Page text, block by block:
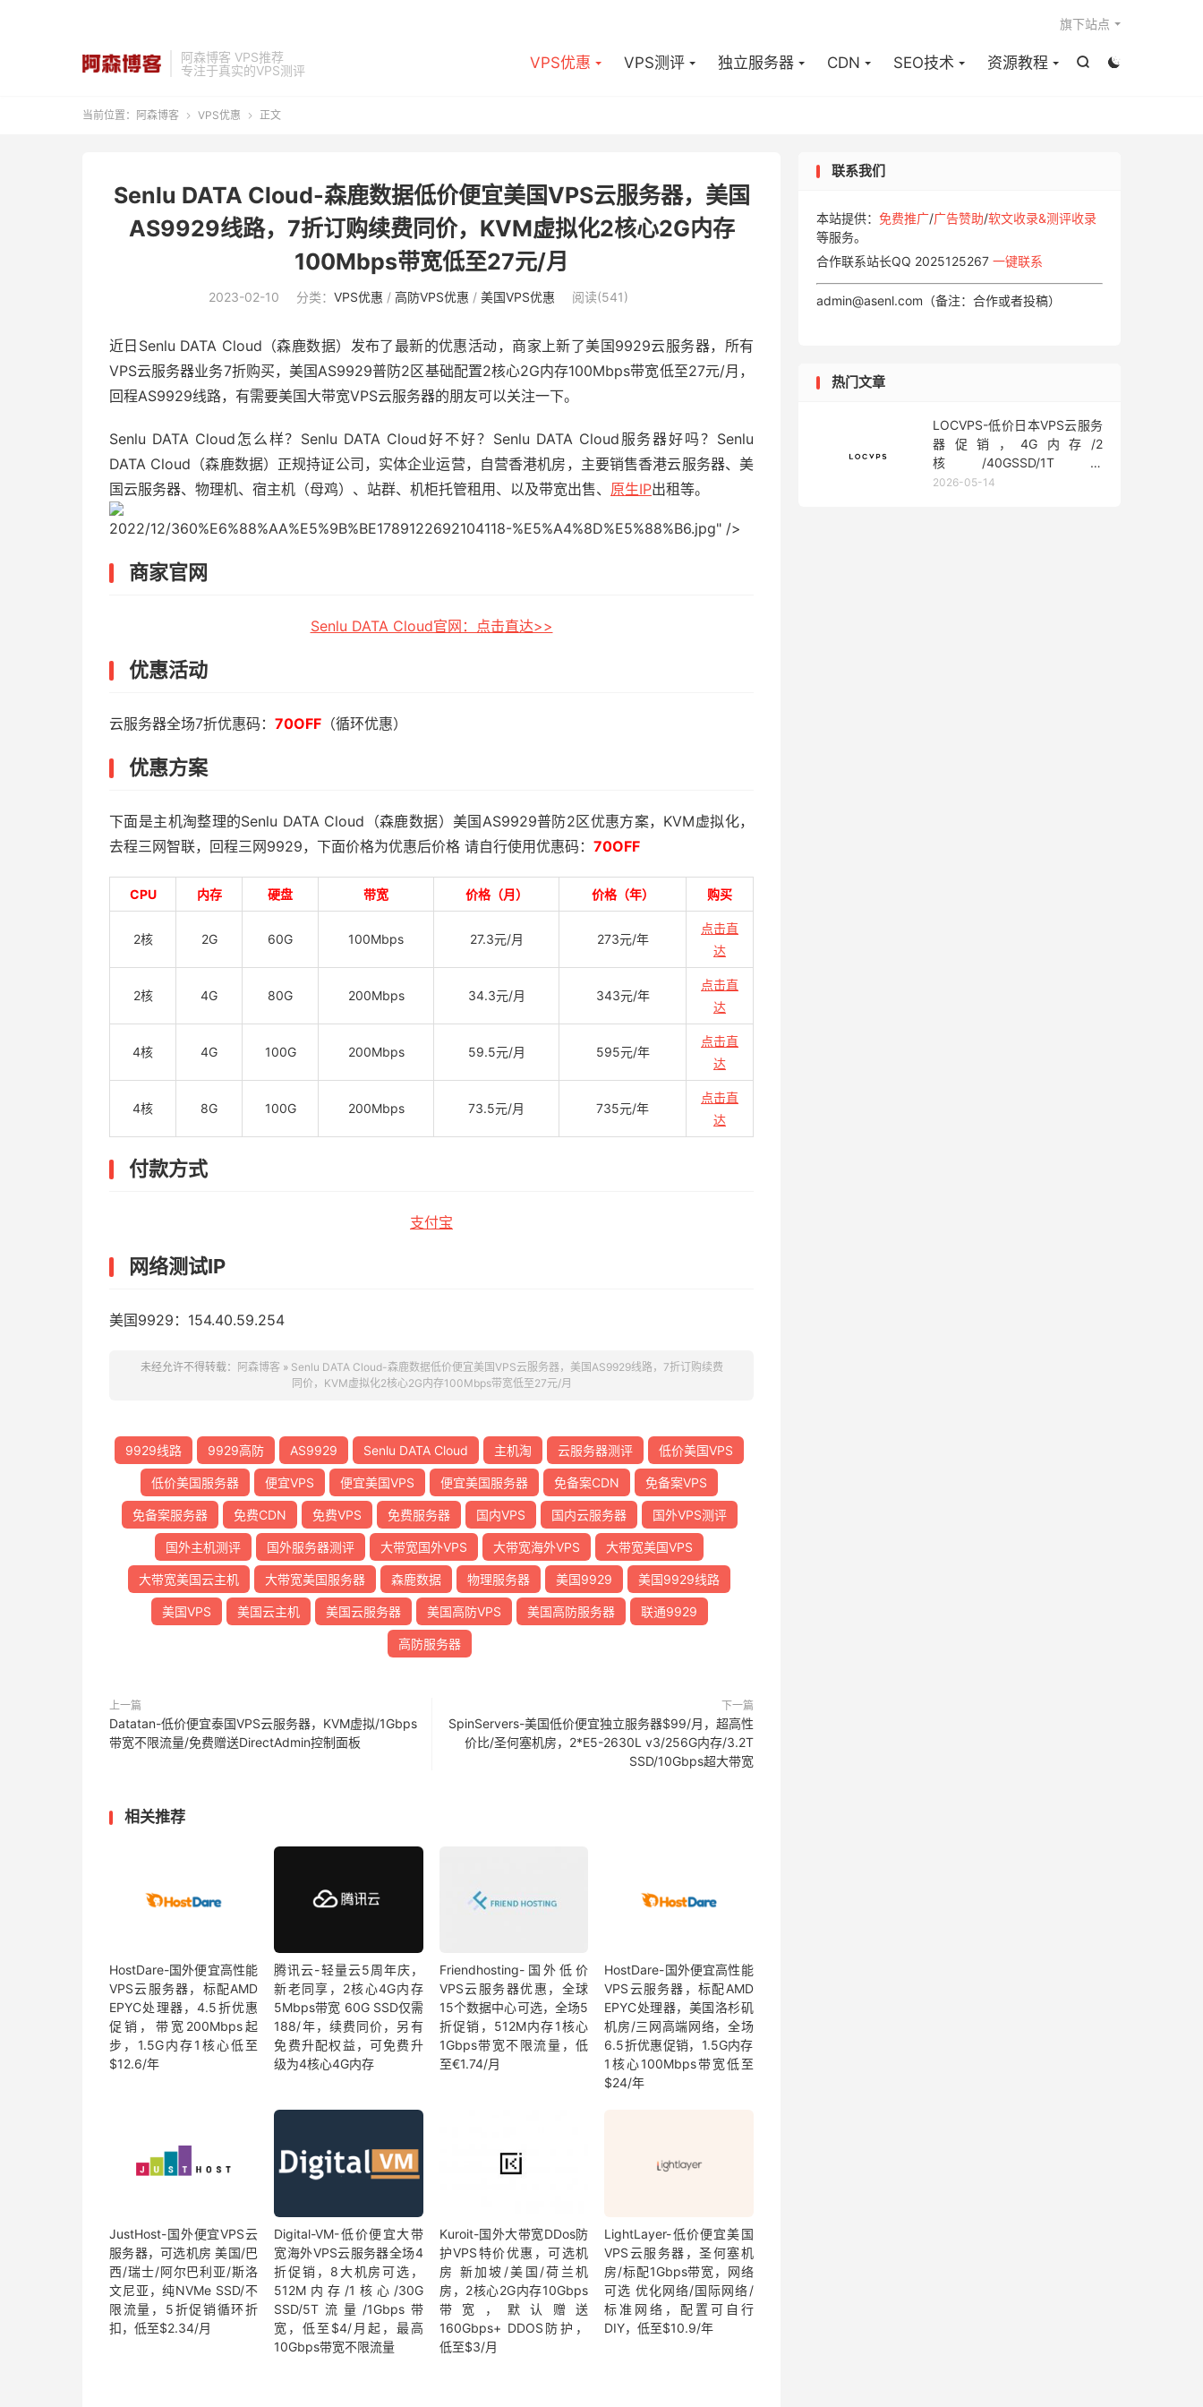
阿森博客 VPS推荐
专注于真实的VPS测评


VPS优惠 VPS测评 独立服务器 CDN SEO技术 资源教程
旗下站点
当前位置： 阿森博客  VPS优惠  正文
Senlu DATA Cloud-森鹿数据低价便宜美国VPS云服务器，美国
AS9929线路，7折订购续费同价，KVM虚拟化2核心2G内存
100Mbps带宽低至27元/月
2023-02-10 分类： VPS优惠 / 高防VPS优惠 / 美国VPS优惠 阅读(541)
近日Senlu DATA Cloud（森鹿数据）发布了最新的优惠活动，商家上新了美国9929云服务器，所有
VPS云服务器业务7折购买，美国AS9929普防2区基础配置2核心2G内存100Mbps带宽低至27元/月，
回程AS9929线路，有需要美国大带宽VPS云服务器的朋友可以关注一下。
Senlu DATA Cloud怎么样？Senlu DATA Cloud好不好？Senlu DATA Cloud服务器好吗？Senlu
DATA Cloud（森鹿数据）正规持证公司，实体企业运营，自营香港机房，主要销售香港云服务器、美
国云服务器、物理机、宿主机（母鸡）、站群、机柜托管租用、以及带宽出售、 原生IP出租等。
2022/12/360%E6%88%AA%E5%9B%BE1789122692104118-%E5%A4%8D%E5%88%B6.jpg" />
商家官网
Senlu DATA Cloud官网：点击直达>>
优惠活动
云服务器全场7折优惠码： 70OFF （循环优惠）
优惠方案
下面是主机淘整理的Senlu DATA Cloud（森鹿数据）美国AS9929普防2区优惠方案，KVM虚拟化，
去程三网智联，回程三网9929，下面价格为优惠后价格 请自行使用优惠码： 70OFF
CPU 内存 硬盘 带宽 价格（月） 价格（年） 购买
2核 2G 60G 100Mbps 27.3元/月 273元/年
点击直
达
2核 4G 80G 200Mbps 34.3元/月 343元/年
点击直
达
4核 4G 100G 200Mbps 59.5元/月 595元/年
点击直
达
4核 8G 100G 200Mbps 73.5元/月 735元/年
点击直
达
付款方式
支付宝
网络测试IP
美国9929：154.40.59.254
未经允许不得转载： 阿森博客 » Senlu DATA Cloud-森鹿数据低价便宜美国VPS云服务器，美国AS9929线路，7折订购续费
同价，KVM虚拟化2核心2G内存100Mbps带宽低至27元/月
9929线路 9929高防 AS9929 Senlu DATA Cloud 主机淘 云服务器测评 低价美国VPS
低价美国服务器 便宜VPS 便宜美国VPS 便宜美国服务器 免备案CDN 免备案VPS
免备案服务器 免费CDN 免费VPS 免费服务器 国内VPS 国内云服务器 国外VPS测评
国外主机测评 国外服务器测评 大带宽国外VPS 大带宽海外VPS 大带宽美国VPS
大带宽美国云主机 大带宽美国服务器 森鹿数据 物理服务器 美国9929 美国9929线路
美国VPS 美国云主机 美国云服务器 美国高防VPS 美国高防服务器 联通9929
高防服务器
上一篇
Datatan-低价便宜泰国VPS云服务器，KVM虚拟/1Gbps
带宽不限流量/免费赠送DirectAdmin控制面板
下一篇
SpinServers-美国低价便宜独立服务器$99/月，超高性
价比/圣何塞机房，2*E5-2630L v3/256G内存/3.2T
SSD/10Gbps超大带宽
相关推荐
HostDare-国外便宜高性能
VPS云服务器，标配AMD
EPYC处理器，4.5折优惠
促销，带宽200Mbps起
步，1.5G内存1核心低至
$12.6/年
腾讯云-轻量云5周年庆，
新老同享，2核心4G内存
5Mbps带宽 60G SSD仅需
188/年，续费同价，另有
免费升配权益，可免费升
级为4核心4G内存
Friendhosting-国外低价
VPS云服务器优惠，全球
15个数据中心可选，全场5
折促销，512M内存1核心
1Gbps带宽不限流量，低
至€1.74/月
HostDare-国外便宜高性能
VPS云服务器，标配AMD
EPYC处理器，美国洛杉矶
机房/三网高端网络，全场
6.5折优惠促销，1.5G内存
1核心100Mbps带宽低至
$24/年
JustHost-国外便宜VPS云
服务器，可选机房 美国/巴
西/瑞士/阿尔巴利亚/斯洛
文尼亚，纯NVMe SSD/不
限流量，5折促销循环折
扣，低至$2.34/月
Digital-VM-低价便宜大带
宽海外VPS云服务器全场4
折促销，8大机房可选，
512M内存/1核心/30G
SSD/5T流量/1Gbps带
宽，低至$4/月起，最高
10Gbps带宽不限流量
Kuroit-国外大带宽DDos防
护VPS特价优惠，可选机
房 新加坡/美国/荷兰机
房，2核心2G内存10Gbps
带宽，默认赠送
160Gbps+ DDOS防护，
低至$3/月
LightLayer-低价便宜美国
VPS云服务器，圣何塞机
房/标配1Gbps带宽，网络
可选 优化网络/国际网络/
标准网络，配置可自行
DIY，低至$10.9/年
联系我们
本站提供： 免费推广/广告赞助/软文收录&测评收录
等服务。
合作联系站长QQ 2025125267 一键联系
admin@asenl.com（备注：合作或者投稿）
热门文章
LOCVPS-低价日本VPS云服务
器促销，4G内存/2
核/40GSSD/1T流
量/450Mbps带宽，低至36元/
2026-05-14